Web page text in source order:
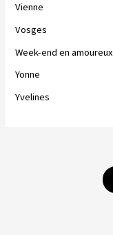
Vienne
Vosges
Week-end en amoureux
Yonne
Yvelines